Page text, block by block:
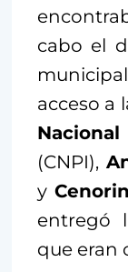
cabo el
acceso a
(CNPI),
y
entregó
que eran